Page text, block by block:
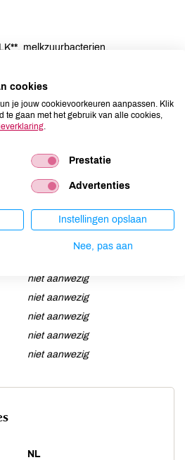
melkzuurbacterien.
niet aanwezig
niet aanwezig
niet aanwezig
niet aanwezig
niet aanwezig
niet aanwezig
niet aanwezig
niet aanwezig
niet aanwezig
niet aanwezig
niet aanwezig
NL
cookies
je jouw cookievoorkeuren aanpassen. Klik
te gaan met het gebruik van alle cookies,
Prestatie
Advertenties
Instellingen opslaan
Nee, pas aan